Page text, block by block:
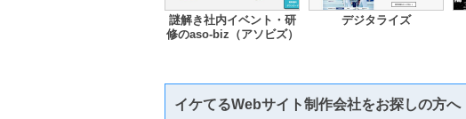
謎解き社内イベント・研
修のaso-biz（アソビズ）
デジタライズ
イケてるWebサイト制作会社をお探しの方へ